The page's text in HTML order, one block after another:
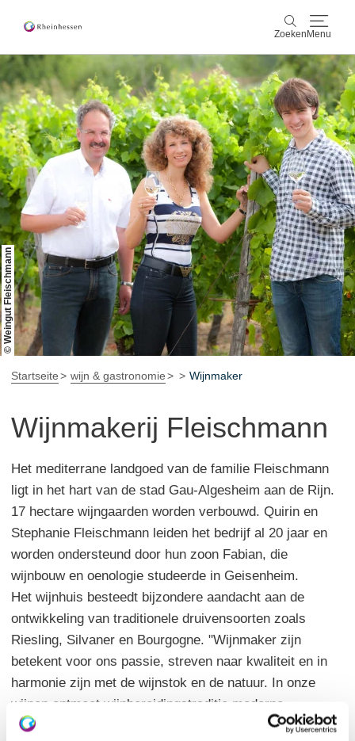
Zoeken Menu
Zoeken
wijn & gastronomie
actief & natuur
Cultuur & Steden
Events
reservering & service
Rheinhessen-Blog kaart
© Weingut Fleischmann
Startseite wijn & gastronomie Wijnmaker
Wijnmakerij Fleischmann
Het mediterrane landgoed van de familie Fleischmann
ligt in het hart van de stad Gau-Algesheim aan de Rijn.
17 hectare wijngaarden worden verbouwd. Quirin en
Stephanie Fleischmann leiden het bedrijf al 20 jaar en
worden ondersteund door hun zoon Fabian, die
wijnbouw en oenologie studeerde in Geisenheim.
Het wijnhuis besteedt bijzondere aandacht aan de
ontwikkeling van traditionele druivensoorten zoals
Riesling, Silvaner en Bourgogne. "Wijnmaker zijn
betekent voor ons passie, streven naar kwaliteit en in
harmonie zijn met de wijnstok en de natuur. In onze
wijnen ontmoet wijnbereidingstraditie moderne
keldertechnologie - ontmoet hart en geest. Het